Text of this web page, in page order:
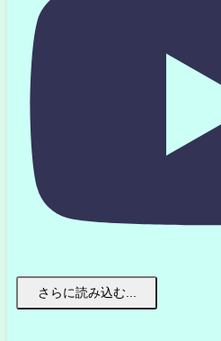
さらに読み込む...